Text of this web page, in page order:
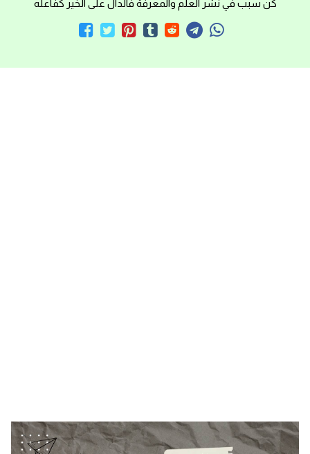
كن سبب في نشر العلم والمعرفة فالدال على الخير كفاعله